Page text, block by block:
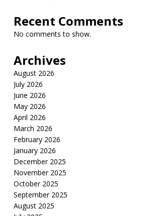
Recent Comments
No comments to show.
Archives
August 2026
July 2026
June 2026
May 2026
April 2026
March 2026
February 2026
January 2026
December 2025
November 2025
October 2025
September 2025
August 2025